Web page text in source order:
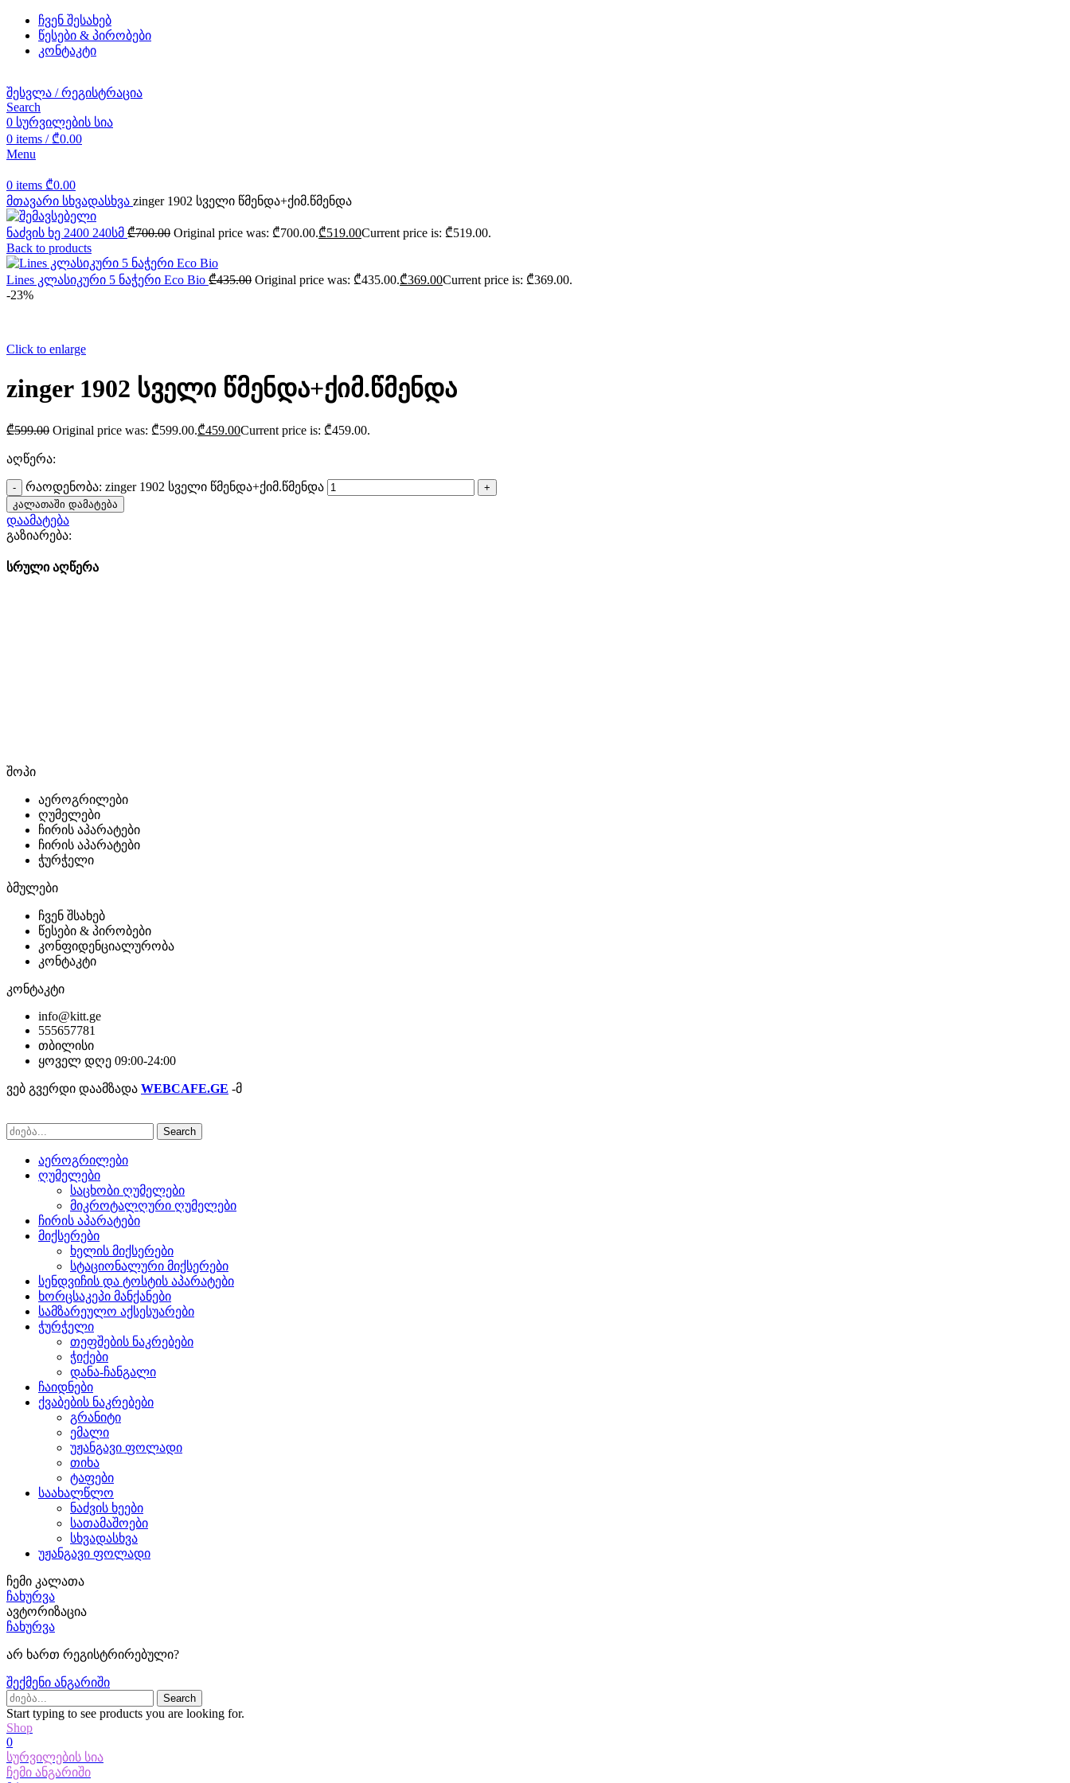
ჩვენ შესახებ
წესები & პირობები
კონტაკტი
შესვლა / რეგისტრაცია
Search
0 სურვილების სია
0 items / ₾0.00
Menu
0 items ₾0.00
მთავარი სხვადასხვა zinger 1902 სველი წმენდა+ქიმ.წმენდა
ნაძვის ხე 2400 240სმ ₾700.00 Original price was: ₾700.00.₾519.00Current price is: ₾519.00.
Back to products
Lines კლასიკური 5 ნაჭერი Eco Bio ₾435.00 Original price was: ₾435.00.₾369.00Current price is: ₾369.00.
-23%
Click to enlarge
zinger 1902 სველი წმენდა+ქიმ.წმენდა
₾599.00 Original price was: ₾599.00.₾459.00Current price is: ₾459.00.
აღწერა:
რაოდენობა: zinger 1902 სველი წმენდა+ქიმ.წმენდა
კალათაში დამატება
დაამატება
გაზიარება:
სრული აღწერა
შოპი
აეროგრილები
ღუმელები
ჩირის აპარატები
ჩირის აპარატები
ჭურჭელი
ბმულები
ჩვენ შსახებ
წესები & პირობები
კონფიდენციალურობა
კონტაკტი
კონტაკტი
info@kitt.ge
555657781
თბილისი
ყოველ დღე 09:00-24:00
ვებ გვერდი დაამზადა WEBCAFE.GE -მ
Search
აეროგრილები
ღუმელები
საცხობი ღუმელები
მიკროტალღური ღუმელები
ჩირის აპარატები
მიქსერები
ხელის მიქსერები
სტაციონალური მიქსერები
სენდვიჩის და ტოსტის აპარატები
ხორცსაკეპი მანქანები
სამზარეულო აქსესუარები
ჭურჭელი
თეფშების ნაკრებები
ჭიქები
დანა-ჩანგალი
ჩაიდნები
ქვაბების ნაკრებები
გრანიტი
ემალი
უჟანგავი ფოლადი
თიხა
ტაფები
საახალწლო
ნაძვის ხეები
სათამაშოები
სხვადასხვა
უჟანგავი ფოლადი
ჩემი კალათა
ჩახურვა
ავტორიზაცია
ჩახურვა
არ ხართ რეგისტრირებული?
შექმენი ანგარიში
Search
Start typing to see products you are looking for.
Shop
0
სურვილების სია
ჩემი ანგარიში